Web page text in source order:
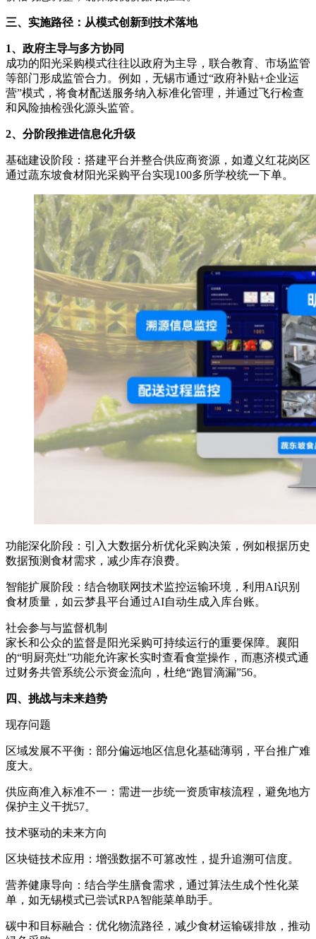
三、实施路径：从模式创新到技术落地
1、 政府主导与多方协同
成功的阳光采购模式往往以政府为主导，联合教育、市场监管
等部门形成监管合力。例如，无锡市通过“政府补贴+企业运
营”模式，将食材配送服务纳入标准化管理，并通过飞行检查
和风险抽检强化源头监管。
2、 分阶段推进信息化升级
基础建设阶段：搭建平台并整合供应商资源，如遵义红花岗区
通过蔬东坡食材阳光采购平台实现100多所学校统一下单。
功能深化阶段：引入大数据分析优化采购决策，例如根据历史
数据预测食材需求，减少库存浪费。
智能扩展阶段：结合物联网技术监控运输环境，利用AI识别
食材质量，如云梦县平台通过AI自动生成入库台账。
社会参与与监督机制
家长和公众的监督是阳光采购可持续运行的重要保障。襄阳
的“明厨亮灶”功能允许家长实时查看食堂操作，而惠济模式通
过财务共管系统公示资金流向，杜绝“跑冒滴漏”56。
四、挑战与未来趋势
现存问题
区域发展不平衡：部分偏远地区信息化基础薄弱，平台推广难
度大。
供应商准入标准不一：需进一步统一资质审核流程，避免地方
保护主义干扰57。
技术驱动的未来方向
区块链技术应用：增强数据不可篡改性，提升追溯可信度。
营养健康导向：结合学生膳食需求，通过算法生成个性化菜
单，如无锡模式已尝试RPA智能菜单助手。
碳中和目标融合：优化物流路径，减少食材运输碳排放，推动